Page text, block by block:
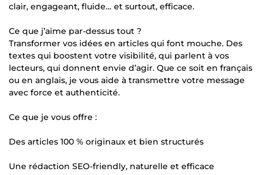
clair, engageant, fluide… et surtout, efficace.
Ce que j’aime par-dessus tout ?
Transformer vos idées en articles qui font mouche. Des
textes qui boostent votre visibilité, qui parlent à vos
lecteurs, qui donnent envie d’agir. Que ce soit en français
ou en anglais, je vous aide à transmettre votre message
avec force et authenticité.
Ce que je vous offre :
Des articles 100 % originaux et bien structurés
Une rédaction SEO-friendly, naturelle et efficace